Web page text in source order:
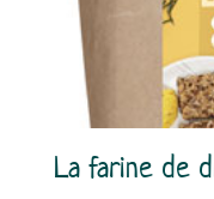
La farine de